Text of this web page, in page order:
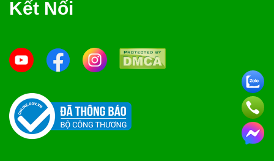
Kết Nối